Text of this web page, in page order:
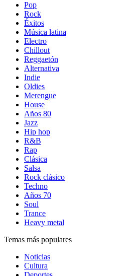
Pop
Rock
Éxitos
Música latina
Electro
Chillout
Reggaetón
Alternativa
Indie
Oldies
Merengue
House
Años 80
Jazz
Hip hop
R&B
Rap
Clásica
Salsa
Rock clásico
Techno
Años 70
Soul
Trance
Heavy metal
Temas más populares
Noticias
Cultura